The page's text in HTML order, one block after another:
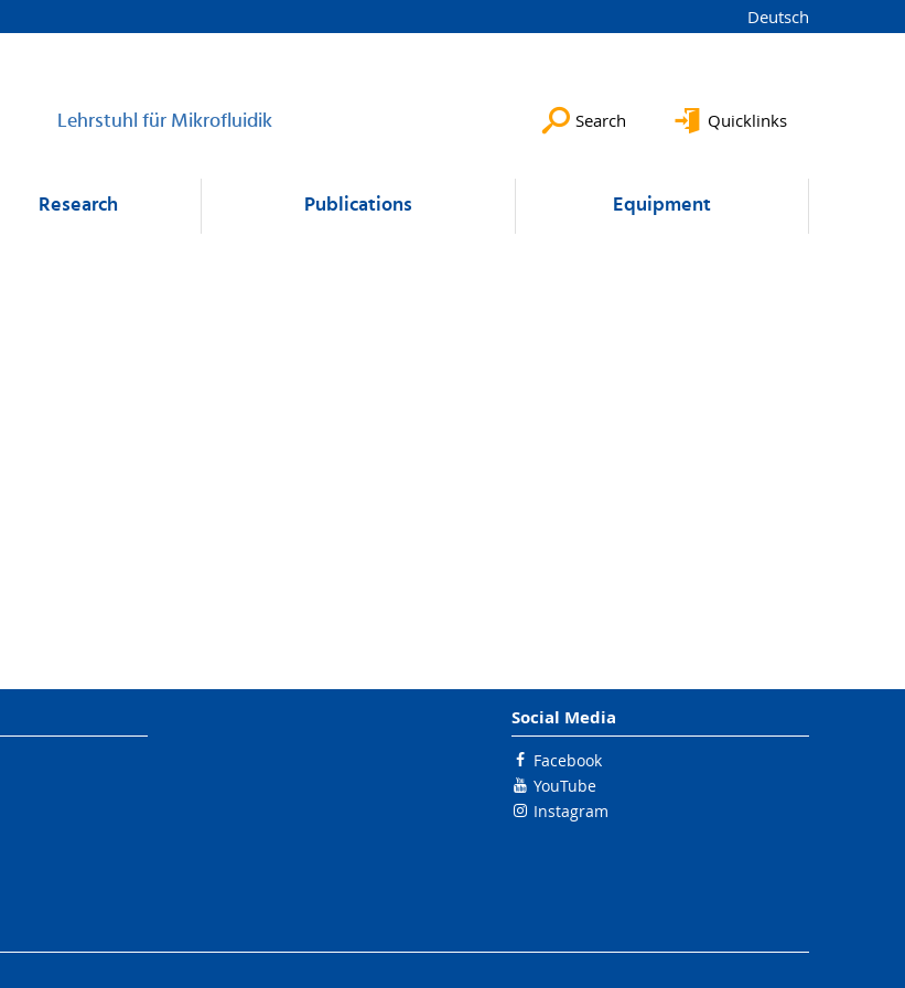
Deutsch
Lehrstuhl für Mikrofluidik Search Quicklinks
Research Publications Equipment
Social Media
Facebook
YouTube
Instagram